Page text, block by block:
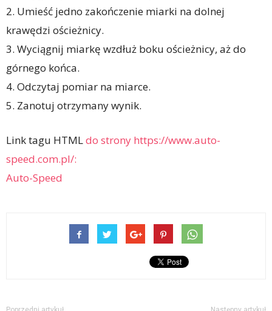
2. Umieść jedno zakończenie miarki na dolnej
krawędzi ościeżnicy.
3. Wyciągnij miarkę wzdłuż boku ościeżnicy, aż do
górnego końca.
4. Odczytaj pomiar na miarce.
5. Zanotuj otrzymany wynik.
Link tagu HTMLdo strony https://www.auto-
speed.com.pl/:
Auto-Speed